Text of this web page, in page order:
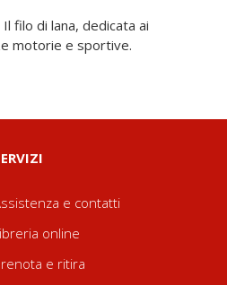
filo di lana, dedicata ai
motorie e sportive.
e contatti
online
e ritira